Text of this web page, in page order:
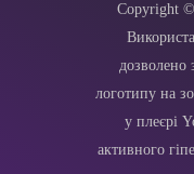
Copyright ©
дозволено
логотипу на
у плеєрі
активного